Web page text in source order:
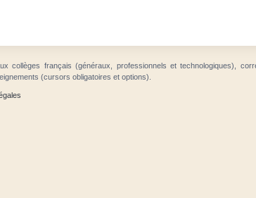
collèges français (généraux, professionnels et technologiques),
(cursors obligatoires et options).